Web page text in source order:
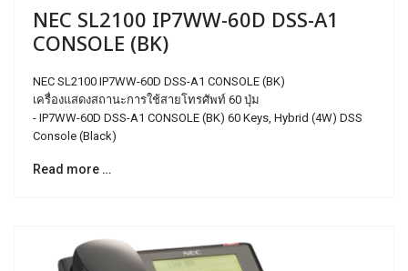
NEC SL2100 IP7WW-60D DSS-A1
CONSOLE (BK)
NEC SL2100 IP7WW-60D DSS-A1 CONSOLE (BK)
เครื่องแสดงสถานะการใช้สายโทรศัพท์ 60 ปุ่ม
- IP7WW-60D DSS-A1 CONSOLE (BK) 60 Keys, Hybrid (4W) DSS
Console (Black)
Read more …